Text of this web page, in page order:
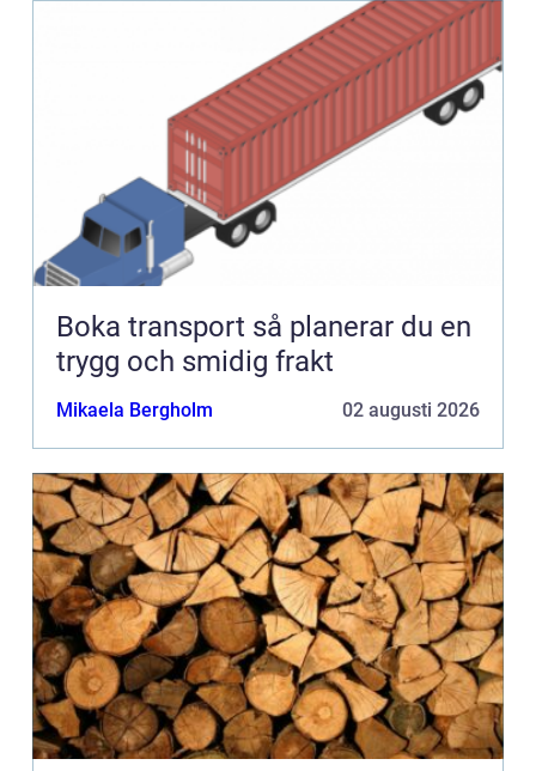
Boka transport så planerar du en
trygg och smidig frakt
Mikaela Bergholm 02 augusti 2026